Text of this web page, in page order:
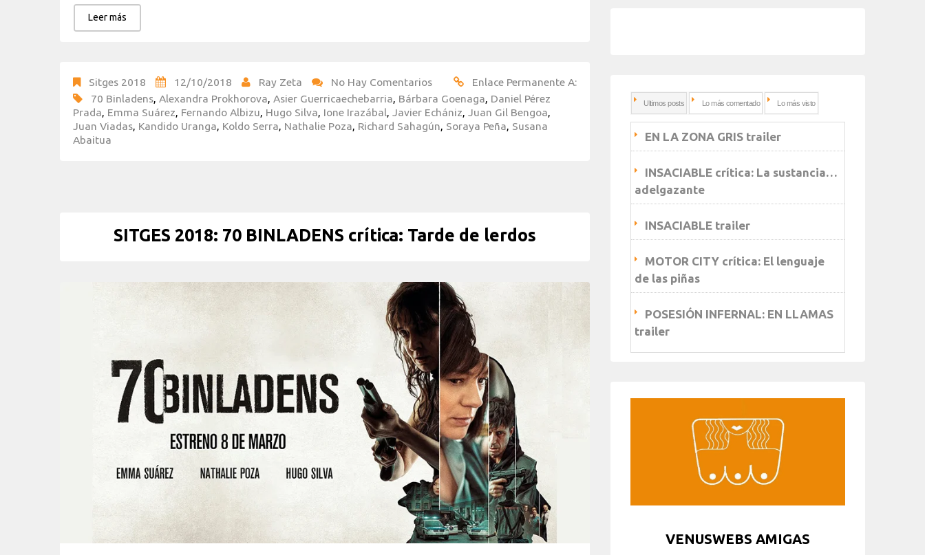
Leer más
Sitges 2018 12/10/2018 Ray Zeta No Hay Comentarios
Enlace Permanente A:
70 Binladens Alexandra Prokhorova Asier Guerricaechebarria Bárbara Goenaga Daniel Pérez
Prada Emma Suárez Fernando Albizu Hugo Silva Ione Irazábal Javier Echániz Juan Gil Bengoa
Juan Viadas Kandido Uranga Koldo Serra Nathalie Poza Richard Sahagún Soraya Peña Susana
Abaitua
SITGES 2018: 70 BINLADENS crítica: Tarde de lerdos
Ultimos posts Lo más comentado Lo más visto
EN LA ZONA GRIS trailer
INSACIABLE crítica: La sustancia…
adelgazante
INSACIABLE trailer
MOTOR CITY crítica: El lenguaje
de las piñas
POSESIÓN INFERNAL: EN LLAMAS
trailer
VENUSWEBS AMIGAS